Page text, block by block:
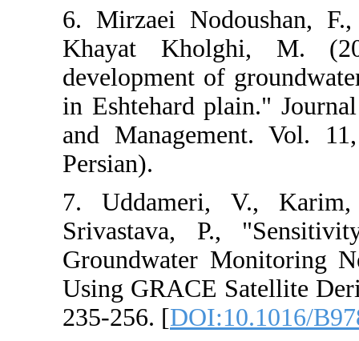
6. Mirzaei
Khayat
development
in Eshtehard
and
7.
Srivastava,
Groundwater
Using GRACE
235-256. [